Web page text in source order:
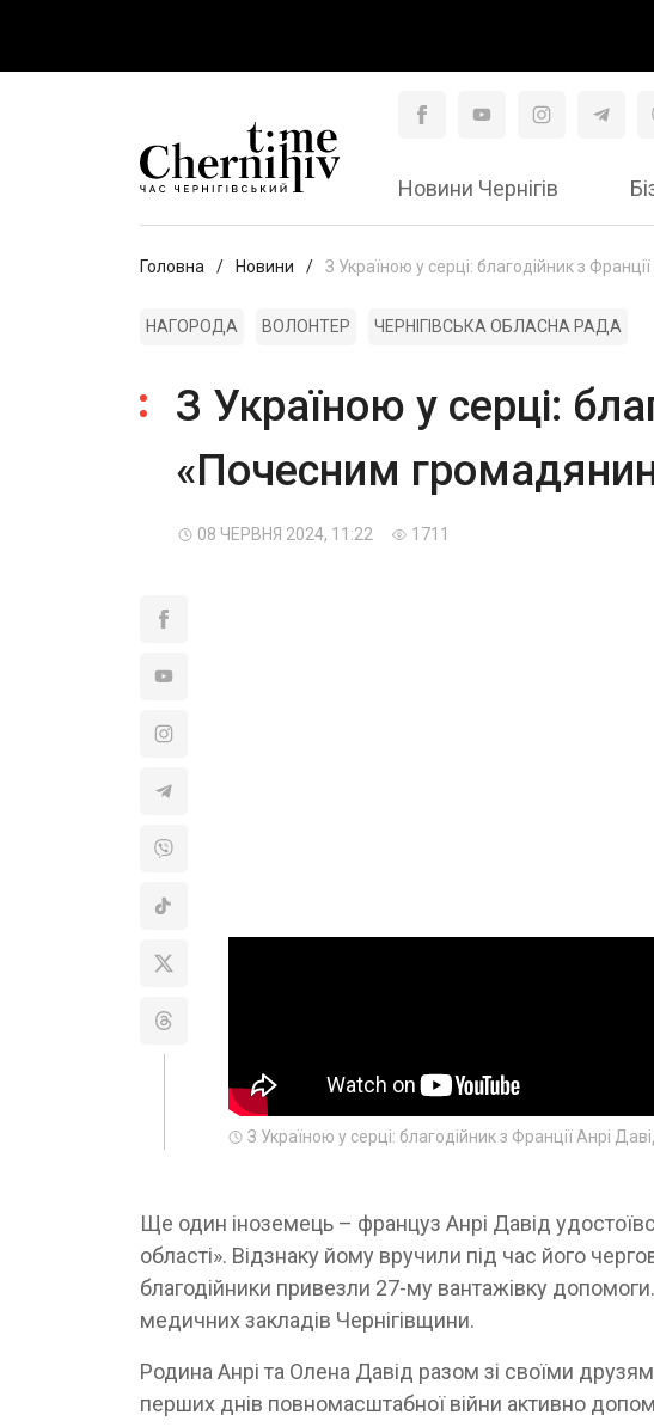
Новини Чернігів
Головна Новини З Україною у серці: благодійник з
НАГОРОДА ВОЛОНТЕР ЧЕРНІГІВСЬКА ОБЛАСНА РАДА
З Україною у серці:
«Почесним
08 ЧЕРВНЯ 2024, 11:22 1711
З Україною у серці: благодійник з Франції Анрі
Ще один іноземець – француз Анрі Давід
області». Відзнаку йому вручили під час його
благодійники привезли 27-му вантажівку
медичних закладів Чернігівщини.
Родина Анрі та Олена Давід разом зі своїми
перших днів повномасштабної війни активно